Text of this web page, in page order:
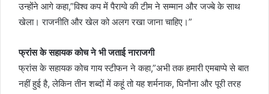
उन्होंने आगे कहा,”विश्व कप में पैराग्वे की टीम ने सम्मान और जज्बे के साथ
खेला। राजनीति और खेल को अलग रखा जाना चाहिए।”
फ्रांस के सहायक कोच ने भी जताई नाराजगी
फ्रांस के सहायक कोच गाय स्टीफन ने कहा,”अभी तक हमारी एमबाप्पे से बात
नहीं हुई है, लेकिन तीन शब्दों में कहूं तो यह शर्मनाक, घिनौना और पूरी तरह